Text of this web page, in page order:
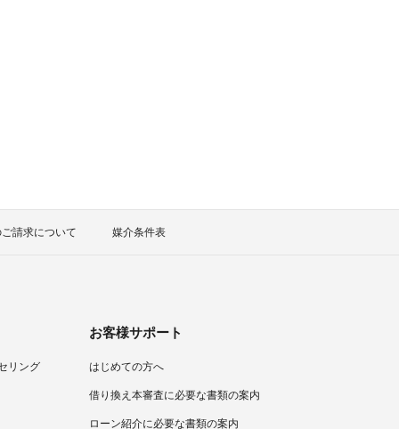
請求について 媒介条件表
リング
お客様サポート
はじめての方へ
借り換え本審査に必要な書類の案内
ローン紹介に必要な書類の案内